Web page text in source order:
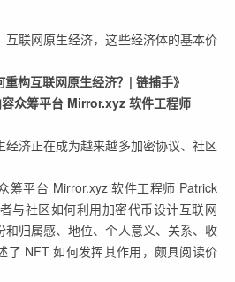
联网原生经济，这些经济体的基本价
构互联网原生经济？| 链捕手》
众筹平台 Mirror.xyz 软件工程师
济正在成为越来越多加密协议、社区
筹平台 Mirror.xyz 软件工程师 Patrick
与社区如何利用加密代币设计互联网
和归属感、地位、个人意义、关系、收
了 NFT 如何发挥其作用，颇具阅读价